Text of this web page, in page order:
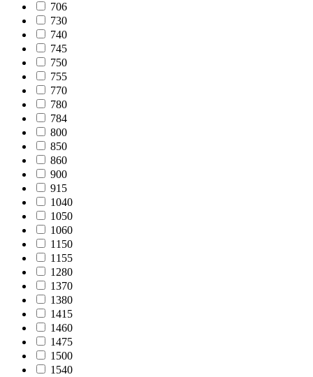
706
730
740
745
750
755
770
780
784
800
850
860
900
915
1040
1050
1060
1150
1155
1280
1370
1380
1415
1460
1475
1500
1540